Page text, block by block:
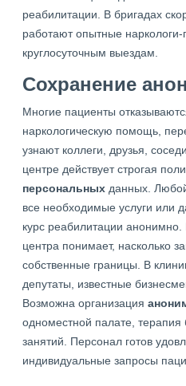
реабилитации. В бригадах
работают опытные
круглосуточным выездам.
Сохранение
Многие пациенты
наркологическую помощь,
узнают коллеги, друзья,
центре действует строгая
персональных данных.
все необходимые услуги или
курс реабилитации
центра понимает, насколько
собственные границы. В
депутаты, известные
Возможна организация
одноместной палате,
занятий. Персонал готов
индивидуальные запросы